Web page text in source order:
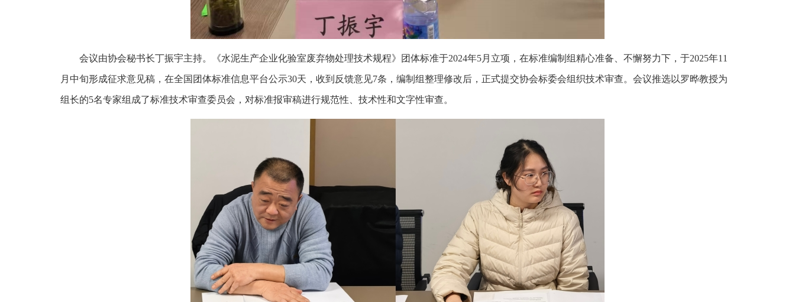
会议由协会秘书长丁振宇主持。《水泥生产企业化验室废弃物处理技术规程》团体标准于2024年5月立项，在标准编制组精心准备、不懈努力下，于2025年11
月中旬形成征求意见稿，在全国团体标准信息平台公示30天，收到反馈意见7条，编制组整理修改后，正式提交协会标委会组织技术审查。会议推选以罗晔教授为
组长的5名专家组成了标准技术审查委员会，对标准报审稿进行规范性、技术性和文字性审查。